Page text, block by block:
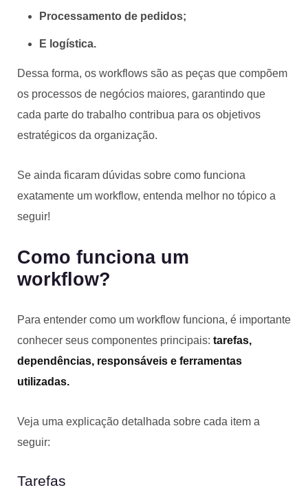
Processamento de pedidos;
E logística.
Dessa forma, os workflows são as peças que compõem
os processos de negócios maiores, garantindo que
cada parte do trabalho contribua para os objetivos
estratégicos da organização.
Se ainda ficaram dúvidas sobre como funciona
exatamente um workflow, entenda melhor no tópico a
seguir!
Como funciona um
workflow?
Para entender como um workflow funciona, é importante
conhecer seus componentes principais: tarefas,
dependências, responsáveis e ferramentas
utilizadas.
Veja uma explicação detalhada sobre cada item a
seguir:
Tarefas